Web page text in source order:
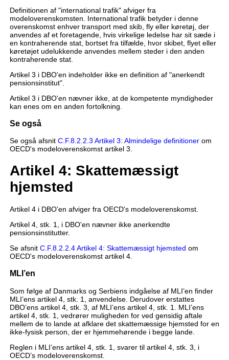
Definitionen af "international trafik" afviger fra
modeloverenskomsten. International trafik betyder i denne
overenskomst enhver transport med skib, fly eller køretøj, der
anvendes af et foretagende, hvis virkelige ledelse har sit sæde i
en kontraherende stat, bortset fra tilfælde, hvor skibet, flyet eller
køretøjet udelukkende anvendes mellem steder i den anden
kontraherende stat.
Artikel 3 i DBO'en indeholder ikke en definition af "anerkendt
pensionsinstitut".
Artikel 3 i DBO'en nævner ikke, at de kompetente myndigheder
kan enes om en anden fortolkning.
Se også
Se også afsnit C.F.8.2.2.3 Artikel 3: Almindelige definitionerom
OECD's modeloverenskomst artikel 3.
Artikel 4: Skattemæssigt
hjemsted
Artikel 4 i DBO'en afviger fra OECD's modeloverenskomst.
Artikel 4, stk. 1, i DBO'en nævner ikke anerkendte
pensionsinstitutter.
Se afsnit C.F.8.2.2.4 Artikel 4: Skattemæssigt hjemsted om
OECD's modeloverenskomst artikel 4.
MLI’en
Som følge af Danmarks og Serbiens indgåelse af MLI’en finder
MLI’ens artikel 4, stk. 1, anvendelse. Derudover erstattes
DBO’ens artikel 4, stk. 3, af MLI’ens artikel 4, stk. 1. MLI’ens
artikel 4, stk. 1, vedrører muligheden for ved gensidig aftale
mellem de to lande at afklare det skattemæssige hjemsted for en
ikke-fysisk person, der er hjemmehørende i begge lande.
Reglen i MLI’ens artikel 4, stk. 1, svarer til artikel 4, stk. 3, i
OECD’s modeloverenskomst.